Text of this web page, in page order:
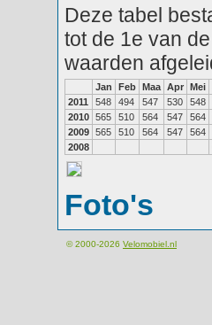
Deze tabel
tot de 1e van
waarden
Jan Feb Maa Apr Mei
2011
548 494 547 530 548
2010 565 510 564 547 564
2009 565 510 564 547 564
2008
Foto's
© 2000-2026 Velomobiel.nl